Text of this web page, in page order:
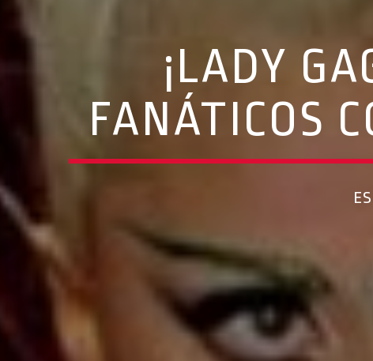
¡LADY
FANÁTICOS